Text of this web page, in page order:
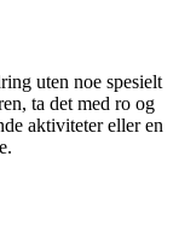
uten noe spesielt
ta det med ro og
aktiviteter eller en